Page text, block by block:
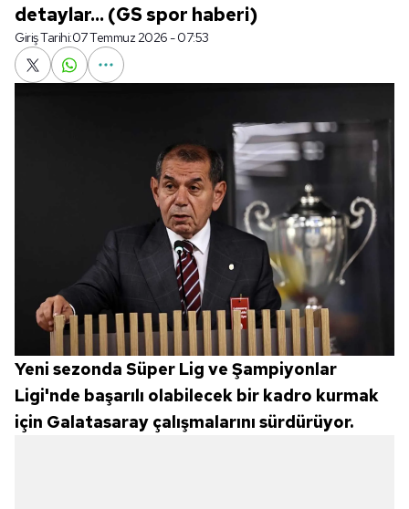
detaylar... (GS spor haberi)
Giriş Tarihi:07 Temmuz 2026 - 07:53
Yeni sezonda Süper Lig ve Şampiyonlar
Ligi'nde başarılı olabilecek bir kadro kurmak
için Galatasaray çalışmalarını sürdürüyor.